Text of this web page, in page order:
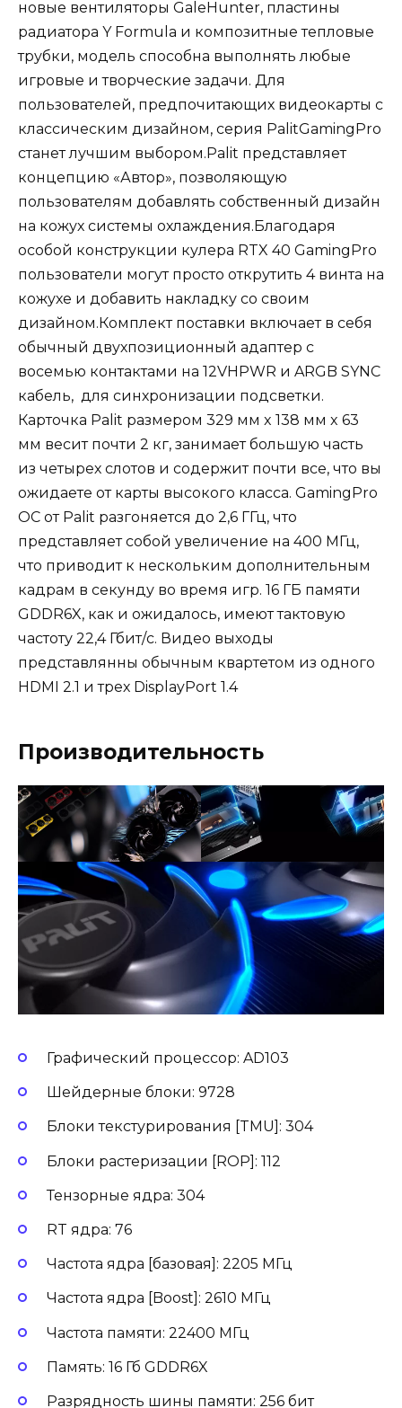
новые вентиляторы GaleHunter, пластины
радиатора Y Formula и композитные тепловые
трубки, модель способна выполнять любые
игровые и творческие задачи. Для
пользователей, предпочитающих видеокарты с
классическим дизайном, серия PalitGamingPro
станет лучшим выбором.Palit представляет
концепцию «Автор», позволяющую
пользователям добавлять собственный дизайн
на кожух системы охлаждения.Благодаря
особой конструкции кулера RTX 40 GamingPro
пользователи могут просто открутить 4 винта на
кожухе и добавить накладку со своим
дизайном.Комплект поставки включает в себя
обычный двухпозиционный адаптер с
восемью контактами на 12VHPWR и ARGB SYNC
кабель, для синхронизации подсветки.
Карточка Palit размером 329 мм x 138 мм x 63
мм весит почти 2 кг, занимает большую часть
из четырех слотов и содержит почти все, что вы
ожидаете от карты высокого класса. GamingPro
OC от Palit разгоняется до 2,6 ГГц, что
представляет собой увеличение на 400 МГц,
что приводит к нескольким дополнительным
кадрам в секунду во время игр. 16 ГБ памяти
GDDR6X, как и ожидалось, имеют тактовую
частоту 22,4 Гбит/с. Видео выходы
представлянны обычным квартетом из одного
HDMI 2.1 и трех DisplayPort 1.4
Производительность
Графический процессор: AD103
Шейдерные блоки: 9728
Блоки текстурирования [TMU]: 304
Блоки растеризации [ROP]: 112
Тензорные ядра: 304
RT ядра: 76
Частота ядра [базовая]: 2205 МГц
Частота ядра [Boost]: 2610 МГц
Частота памяти: 22400 МГц
Память: 16 Гб GDDR6X
Разрядность шины памяти: 256 бит